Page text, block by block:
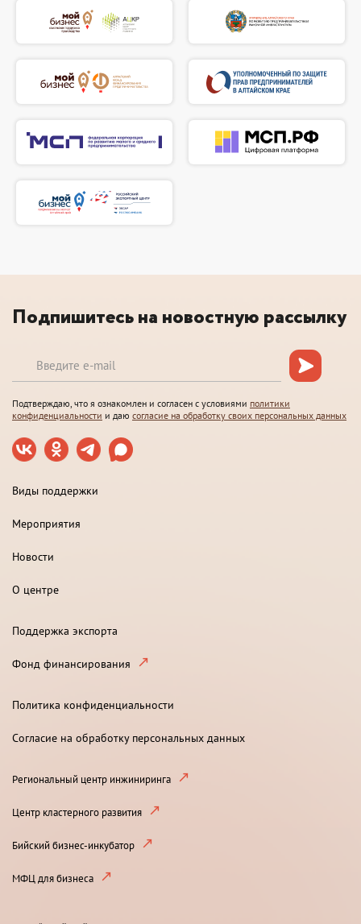
Подпишитесь на новостную рассылку
Подтверждаю, что я ознакомлен и согласен с условиями политики
конфиденциальности и даю согласие на обработку своих персональных данных
Виды поддержки
Мероприятия
Новости
О центре
Поддержка экспорта
Фонд финансирования
Политика конфиденциальности
Согласие на обработку персональных данных
Региональный центр инжиниринга
Центр кластерного развития
Бийский бизнес-инкубатор
МФЦ для бизнеса